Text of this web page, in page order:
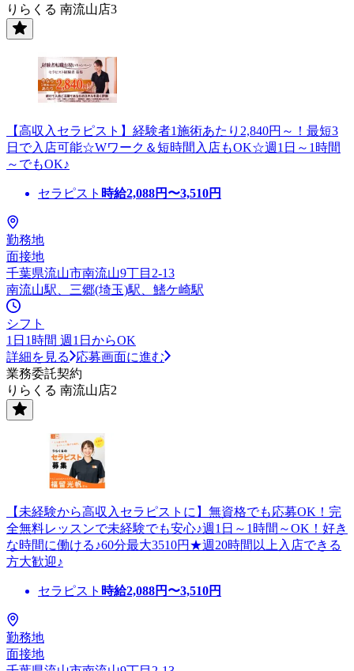
りらくる 南流山店3
【高収入セラピスト】経験者1施術あたり2,840円～！最短3
日で入店可能☆Wワーク＆短時間入店もOK☆週1日～1時間
～でもOK♪
セラピスト 時給2,088円〜3,510円
勤務地
面接地
千葉県流山市南流山9丁目2-13
南流山駅、三郷(埼玉)駅、鰭ケ崎駅
シフト
1日1時間 週1日からOK
詳細を見る
応募画面に進む
業務委託契約
りらくる 南流山店2
【未経験から高収入セラピストに】無資格でも応募OK！完
全無料レッスンで未経験でも安心♪週1日～1時間～OK！好き
な時間に働ける♪60分最大3510円★週20時間以上入店できる
方大歓迎♪
セラピスト 時給2,088円〜3,510円
勤務地
面接地